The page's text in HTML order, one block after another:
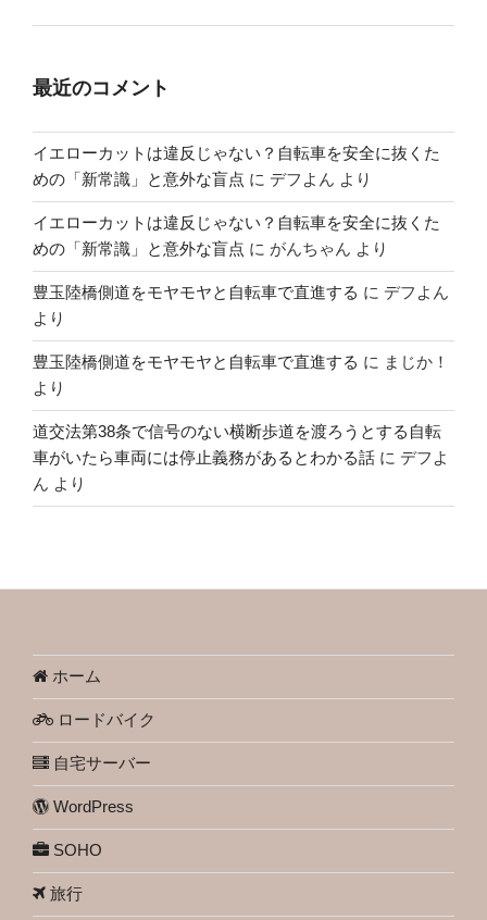
最近のコメント
イエローカットは違反じゃない？自転車を安全に抜くた
めの「新常識」と意外な盲点 に デフよん より
イエローカットは違反じゃない？自転車を安全に抜くた
めの「新常識」と意外な盲点 に がんちゃん より
豊玉陸橋側道をモヤモヤと自転車で直進する に デフよん
より
豊玉陸橋側道をモヤモヤと自転車で直進する に まじか！
より
道交法第38条で信号のない横断歩道を渡ろうとする自転
車がいたら車両には停止義務があるとわかる話 に デフよ
ん より
ホーム
ロードバイク
自宅サーバー
WordPress
SOHO
旅行